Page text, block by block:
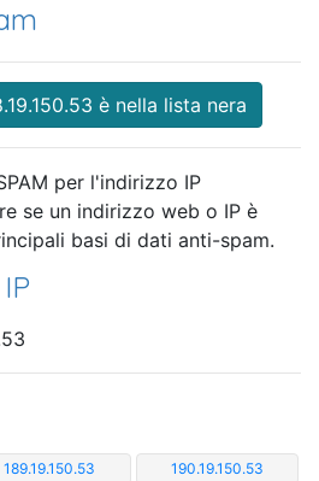
è nella lista nera
per l'indirizzo IP
se un indirizzo web o IP è
basi di dati anti-spam.
189.19.150.53 190.19.150.53